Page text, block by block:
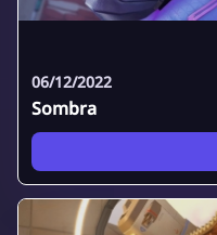
06/12/2022
Sombra